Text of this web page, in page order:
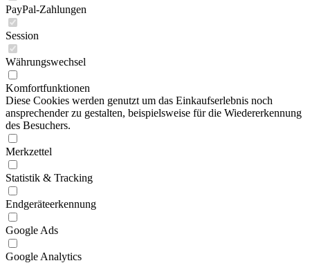
PayPal-Zahlungen
Session
Währungswechsel
Komfortfunktionen
Diese Cookies werden genutzt um das Einkaufserlebnis noch
ansprechender zu gestalten, beispielsweise für die Wiedererkennung
des Besuchers.
Merkzettel
Statistik & Tracking
Endgeräteerkennung
Google Ads
Google Analytics